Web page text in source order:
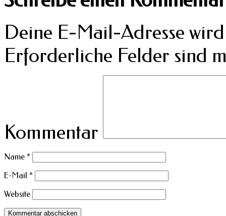
Deine E-Mail-Adresse
Erforderliche Felder sind
Kommentar
Name *
E-Mail *
Website